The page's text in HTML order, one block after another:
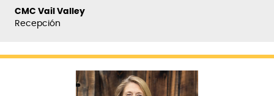
CMC Vail Valley
Recepción